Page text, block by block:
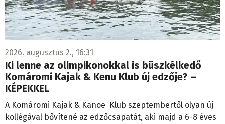
2026. augusztus 5., 11:36